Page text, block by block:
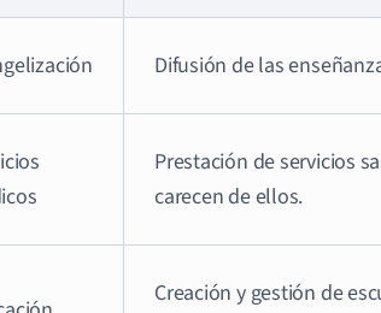
Difusión de las
Prestación de servicios
carecen de ellos.
Creación y gestión de